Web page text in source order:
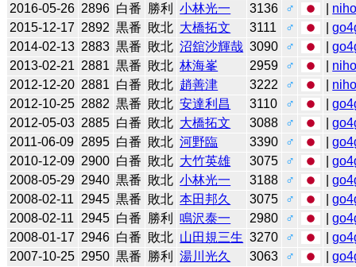
2016-05-26 2896 白番 勝利 小林光一 3136 ♂
2015-12-17 2892 黒番 敗北 大橋拓文 3111 ♂ |
2014-02-13 2883 黒番 敗北 沼舘沙輝哉 3090 ♂ |
2013-02-21 2881 黒番 敗北 林海峯 2959 ♂
2012-12-20 2881 白番 敗北 趙善津 3222 ♂
2012-10-25 2882 黒番 敗北 安達利昌 3110 ♂ |
2012-05-03 2885 白番 敗北 大橋拓文 3088 ♂ |
2011-06-09 2895 白番 敗北 河野臨 3390 ♂ |
2010-12-09 2900 白番 敗北 大竹英雄 3075 ♂ |
2008-05-29 2940 黒番 敗北 小林光一 3188 ♂ |
2008-02-11
2945 黒番 敗北 本田邦久 3075 ♂ |
2008-02-11
2945 白番 勝利 鳴沢泰一 2980 ♂ |
2008-01-17 2946 白番 敗北 山田規三生 3270 ♂ |
2007-10-25 2950 黒番 勝利 湯川光久 3063 ♂ |